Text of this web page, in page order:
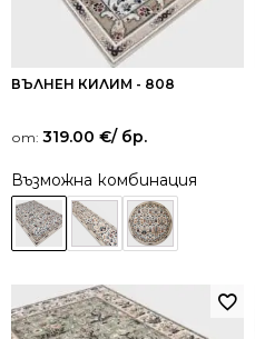
ВЪЛНЕН КИЛИМ - 808
от: 319.00 €/ бр.
Възможна комбинация